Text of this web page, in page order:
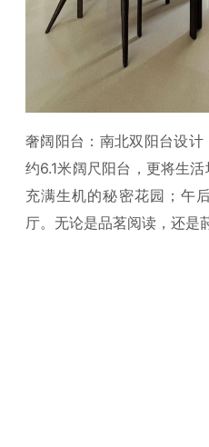
奢阔阳台：南北双阳台设计
约6.1米阔尺阳台，更将生
充满生机的秘密花园；午
厅。无论是品茗阅读，还是